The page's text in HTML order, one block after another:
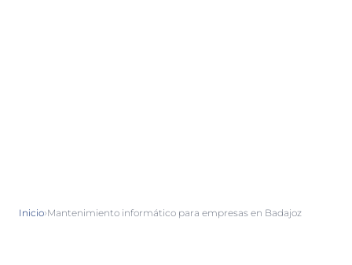
Inicio›Mantenimiento informático para empresas en Badajoz